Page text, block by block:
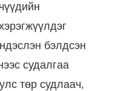
бэлдсэн
судалгаа
төр судлаач,